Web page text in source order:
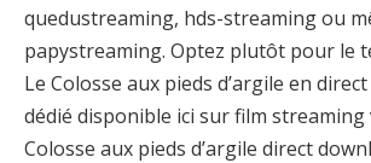
quedustreaming, hds-streaming ou
papystreaming. Optez plutôt pour le
Le Colosse aux pieds d’argile en
dédié disponible ici sur film streaming
Colosse aux pieds d’argile direct